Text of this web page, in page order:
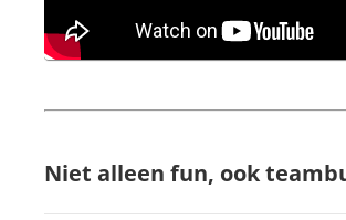
Niet alleen fun, ook